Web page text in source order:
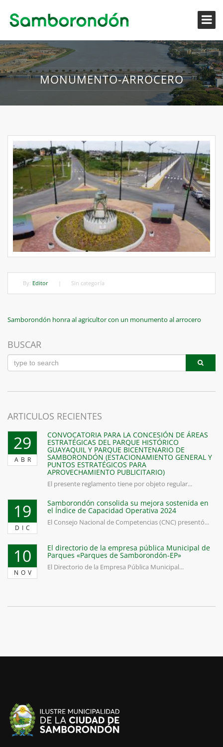
MONUMENTO-ARROCERO
By: Editor Sin categoría
Navegación
de
entradas
Previous
Samborondón honra al agricultor con un monumento al arrocero
BUSCAR
ARTICULOS RECIENTES
29
ABR
CONVOCATORIA PARA LA CONCESIÓN DE ÁREAS
ESTRATÉGICAS DEL PARQUE HISTÓRICO
GUAYAQUIL Y PARQUE BICENTENARIO DE
SAMBORONDÓN (ESTACIONAMIENTO GENERAL Y
PUNTOS ESTRATÉGICOS PARA
APROVECHAMIENTO PUBLICITARIO)
El presente reglamento tiene por objeto regular...
19
DIC
Samborondón consolida su mejora sostenida en
el Índice de Capacidad Operativa 2024
El Consejo Nacional de Competencias (CNC) presentó...
10
NOV
El directorio de la empresa pública Municipal de
Parques «Parques de Samborondón-EP»
El Directorio de la Empresa Pública Municipal...